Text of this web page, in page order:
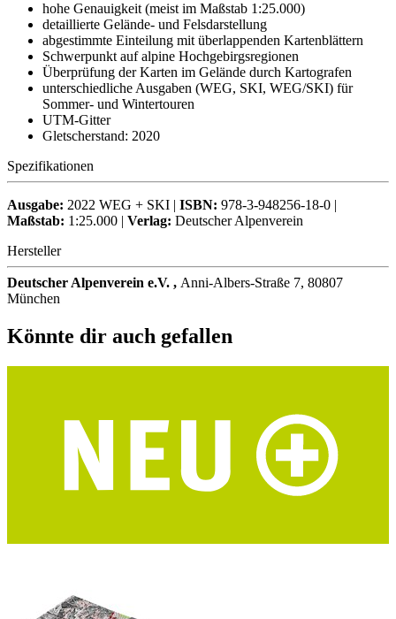
hohe Genauigkeit (meist im Maßstab 1:25.000)
detaillierte Gelände- und Felsdarstellung
abgestimmte Einteilung mit überlappenden Kartenblättern
Schwerpunkt auf alpine Hochgebirgsregionen
Überprüfung der Karten im Gelände durch Kartografen
unterschiedliche Ausgaben (WEG, SKI, WEG/SKI) für
Sommer- und Wintertouren
UTM-Gitter
Gletscherstand: 2020
Spezifikationen
Ausgabe: 2022 WEG + SKI | ISBN: 978-3-948256-18-0 |
Maßstab: 1:25.000 | Verlag: Deutscher Alpenverein
Hersteller
Deutscher Alpenverein e.V. , Anni-Albers-Straße 7, 80807
München
Könnte dir auch gefallen